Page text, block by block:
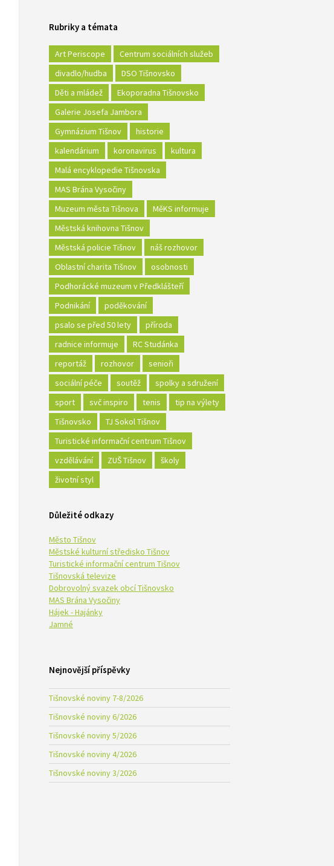
Rubriky a témata
Art Periscope
Centrum sociálních služeb
divadlo/hudba
DSO Tišnovsko
Děti a mládež
Ekoporadna Tišnovsko
Galerie Josefa Jambora
Gymnázium Tišnov
historie
kalendárium
koronavirus
kultura
Malá encyklopedie Tišnovska
MAS Brána Vysočiny
Muzeum města Tišnova
MěKS informuje
Městská knihovna Tišnov
Městská policie Tišnov
náš rozhovor
Oblastní charita Tišnov
osobnosti
Podhorácké muzeum v Předklášteří
Podnikání
poděkování
psalo se před 50 lety
příroda
radnice informuje
RC Studánka
reportáž
rozhovor
senioři
sociální péče
soutěž
spolky a sdružení
sport
svč inspiro tenis
tip na výlety
Tišnovsko
TJ Sokol Tišnov
Turistické informační centrum Tišnov
vzdělávání
ZUŠ Tišnov
školy
životní styl
Důležité odkazy
Město Tišnov
Městské kulturní středisko Tišnov
Turistické informační centrum Tišnov
Tišnovská televize
Dobrovolný svazek obcí Tišnovsko
MAS Brána Vysočiny
Hájek - Hajánky
Jamné
Nejnovější příspěvky
Tišnovské noviny 7-8/2026
Tišnovské noviny 6/2026
Tišnovské noviny 5/2026
Tišnovské noviny 4/2026
Tišnovské noviny 3/2026